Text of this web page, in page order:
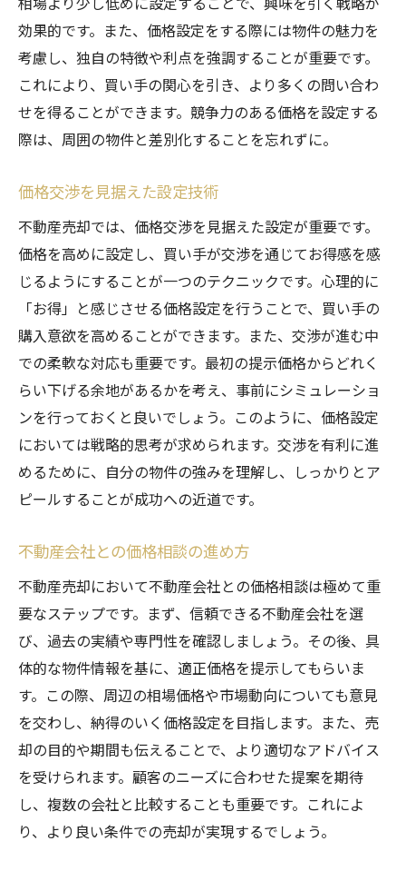
効果的です。また、価格設定をする際には物件の魅力を
考慮し、独自の特徴や利点を強調することが重要です。
これにより、買い手の関心を引き、より多くの問い合わ
せを得ることができます。競争力のある価格を設定する
際は、周囲の物件と差別化することを忘れずに。
価格交渉を見据えた設定技術
不動産売却では、価格交渉を見据えた設定が重要です。
価格を高めに設定し、買い手が交渉を通じてお得感を感
じるようにすることが一つのテクニックです。心理的に
「お得」と感じさせる価格設定を行うことで、買い手の
購入意欲を高めることができます。また、交渉が進む中
での柔軟な対応も重要です。最初の提示価格からどれく
らい下げる余地があるかを考え、事前にシミュレーショ
ンを行っておくと良いでしょう。このように、価格設定
においては戦略的思考が求められます。交渉を有利に進
めるために、自分の物件の強みを理解し、しっかりとア
ピールすることが成功への近道です。
不動産会社との価格相談の進め方
不動産売却において不動産会社との価格相談は極めて重
要なステップです。まず、信頼できる不動産会社を選
び、過去の実績や専門性を確認しましょう。その後、具
体的な物件情報を基に、適正価格を提示してもらいま
す。この際、周辺の相場価格や市場動向についても意見
を交わし、納得のいく価格設定を目指します。また、売
却の目的や期間も伝えることで、より適切なアドバイス
を受けられます。顧客のニーズに合わせた提案を期待
し、複数の会社と比較することも重要です。これによ
り、より良い条件での売却が実現するでしょう。